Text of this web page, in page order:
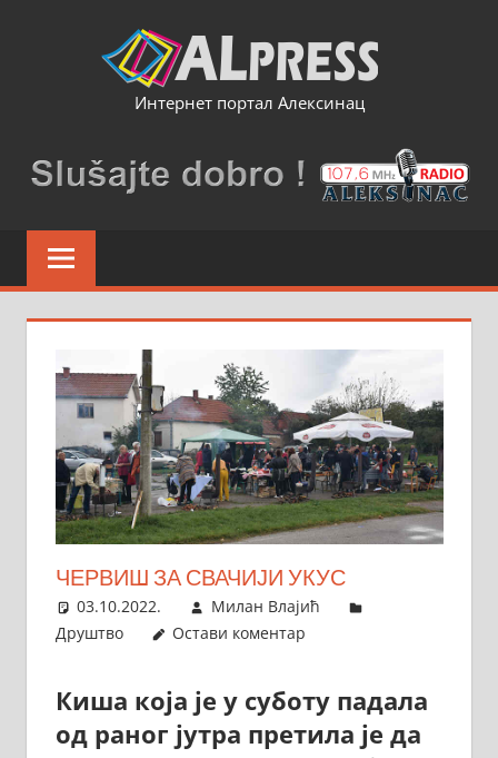
Интернет портал Алексинац
ЧЕРВИШ ЗА СВАЧИЈИ УКУС
03.10.2022.
Милан Влајић
Друштво
Остави коментар
Киша која је у суботу падала
од раног јутра претила је да